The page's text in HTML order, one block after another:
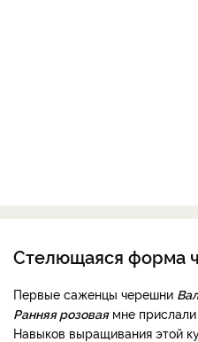
Стелющаяся форма
Первые саженцы черешни
Ранняя розоваямне прислали
Навыков выращивания этой